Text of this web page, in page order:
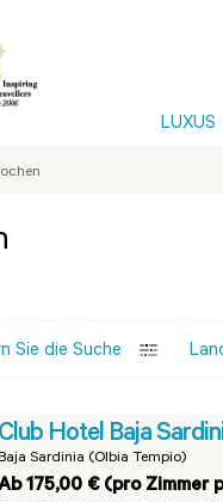
LUXUS
Sie die Suche
Club Hotel Baja
Sardinia (Olbia Tempio)
175,00 € (pro Zimmer